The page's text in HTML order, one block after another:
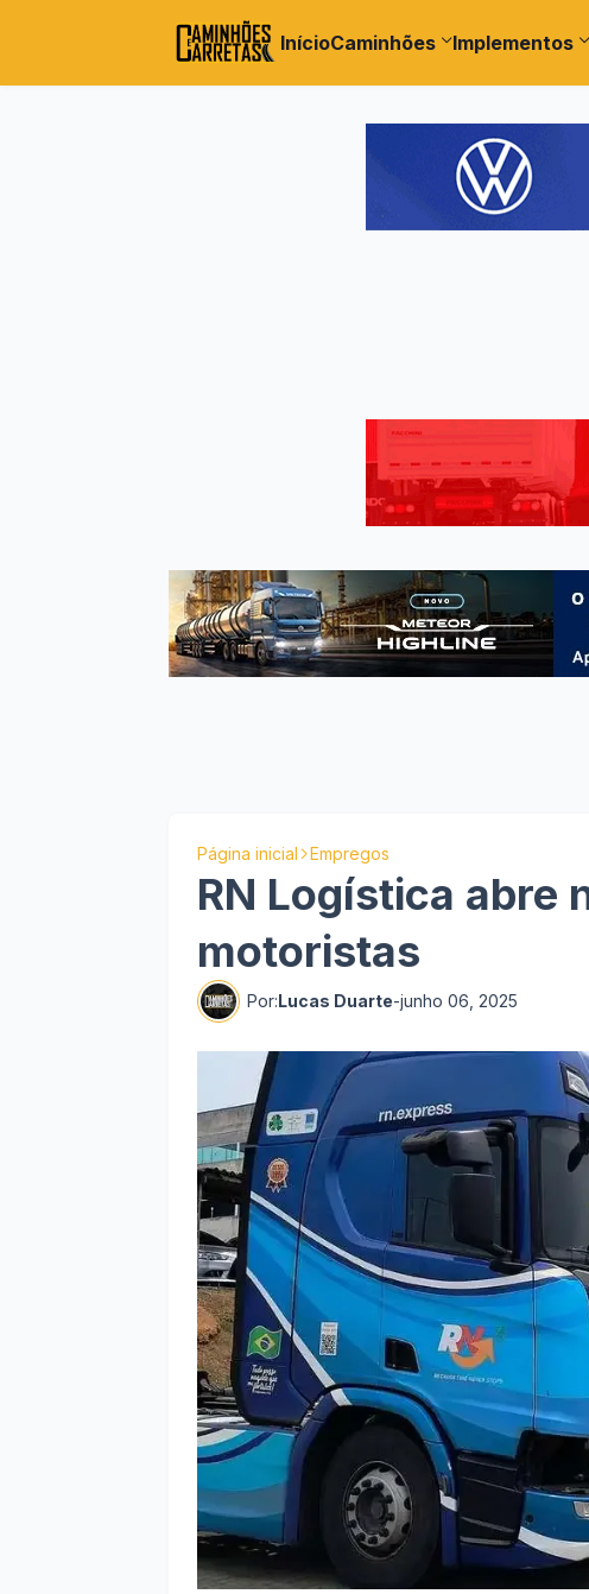
InícioCaminhões Implementos
Página inicial Empregos
RN Logística abre
motoristas
Por:Lucas Duarte-junho 06, 2025